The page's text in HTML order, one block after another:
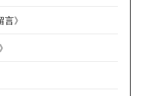
言》
》